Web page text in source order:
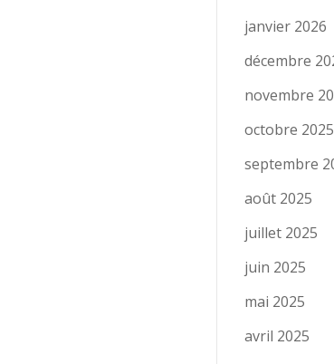
janvier 2026
décembre
novembre
octobre 2025
septembre
août 2025
juillet 2025
juin 2025
mai 2025
avril 2025